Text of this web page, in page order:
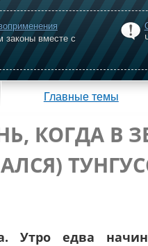
законы вместе с
Главные темы
КОГДА В
Утро едва